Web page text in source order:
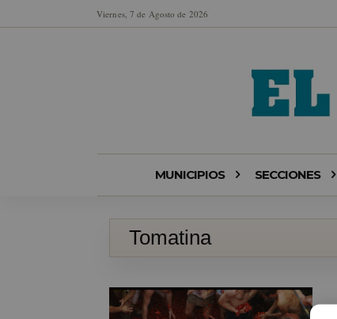
Viernes, 7 de Agosto de 2026
MUNICIPIOS SECCIONES
Tomatina